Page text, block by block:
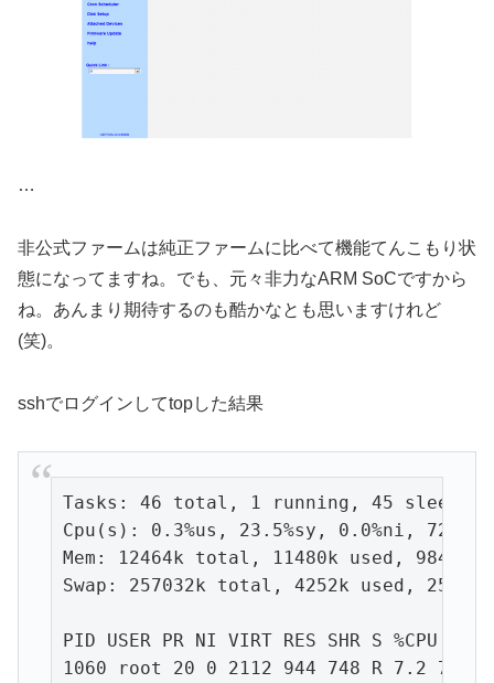
…
非公式ファームは純正ファームに比べて機能てんこもり状
態になってますね。でも、元々非力なARM SoCですから
ね。あんまり期待するのも酷かなとも思いますけれど
(笑)。
sshでログインしてtopした結果
Tasks: 46 total, 1 running, 45
Cpu(s): 0.3%us, 23.5%sy, 0.0%ni,
Mem: 12464k total, 11480k used, 984k
Swap: 257032k total, 4252k used,
PID USER PR NI VIRT RES SHR S %CPU %MEM
1060 root 20 0 2112 944 748 R 7.2 7.6